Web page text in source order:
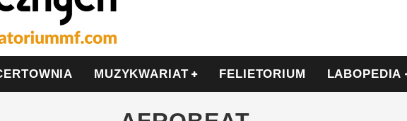
DUALISIS
O POLSCE
MUZYKWARIAT FELIETORIUM LABOPEDIA